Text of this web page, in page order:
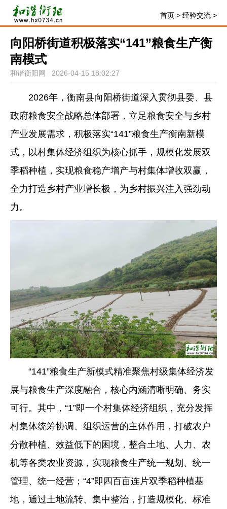
首页 > 经验交流 >
向阳桥街道积极落实“141”粮食生产衡
南模式
和谐衡阳网 2026-04-15 18:02:27
2026年，衡南县向阳桥街道深入贯彻县委、县
政府粮食安全战略总体部署，立足粮食安全与乡村
产业发展需求，积极落实“141”粮食生产衡南新模
式，以村集体经济组织为核心抓手，规模化发展双
季稻种植，实现粮食稳产增产与村集体增收双赢，
全力打造乡村产业增长极，为乡村振兴注入强劲动
力。
“141”粮食生产新模式精准聚焦村级集体经济发
展与粮食生产深度融合，核心内涵清晰明确、务实
可行。其中，“1”即一个村集体经济组织，充分发挥
村集体统筹协调、组织运营的主体作用，打破农户
分散种植、效益低下的困境，整合土地、人力、农
机等各类农业资源，实现粮食生产统一规划、统一
管理、统一经营；“4”即四百亩连片双季稻种植基
地，通过土地流转、集中整治，打造规模化、标准